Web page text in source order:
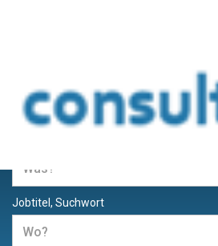
Jobs und Stellenangebote für
Berater und Consultants
Jobtitel, Suchwort